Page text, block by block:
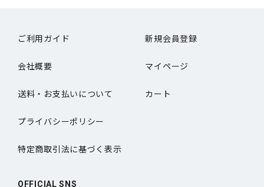
ご利用ガイド 新規会員登録
会社概要 マイページ
送料・お支払いについて カート
プライバシーポリシー
特定商取引法に基づく表示
OFFICIAL SNS